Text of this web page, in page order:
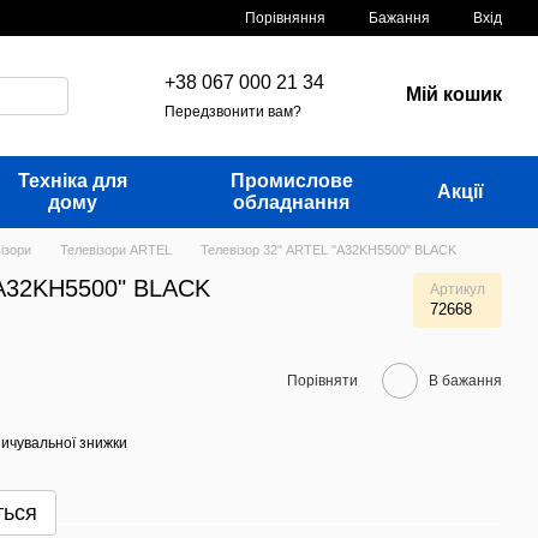
Порівняння Бажання Вхід
+38 067 000 21 34
Передзвонити вам?
Мій кошик
Техніка для
дому
Промислове
обладнання
Акції
Телевізори ARTEL Телевізор 32" ARTEL "A32KH5500" BLACK
BLACK Артикул
72668
Порівняти В бажання
знижки